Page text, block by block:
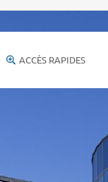
ACCÈS RAPIDES